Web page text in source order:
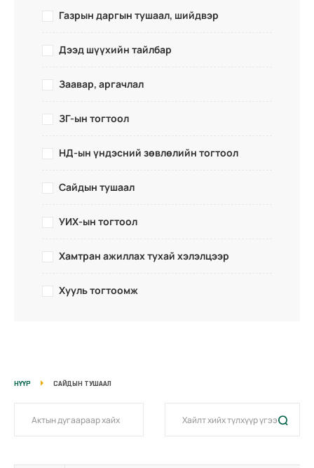
Газрын даргын тушаал, шийдвэр
Дээд шүүхийн тайлбар
Заавар, аргачлал
ЗГ-ын тогтоол
НД-ын үндэсний зөвлөлийн тогтоол
Сайдын тушаал
УИХ-ын тогтоол
Хамтран ажиллах тухай хэлэлцээр
Хууль тогтоомж
НҮҮР САЙДЫН ТУШААЛ